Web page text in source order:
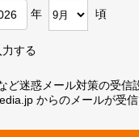
年 頃
する
ど迷惑メール対策の受信
からのメールが受